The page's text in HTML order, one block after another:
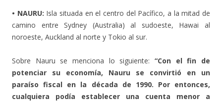
• NAURU: Isla situada en el centro del Pacífico, a la mitad de
camino entre Sydney (Australia) al sudoeste, Hawai al
noroeste, Auckland al norte y Tokio al sur.
Sobre Nauru se menciona lo siguiente: “Con el fin de
potenciar su economía, Nauru se convirtió en un
paraíso fiscal en la década de 1990. Por entonces,
cualquiera podía establecer una cuenta menor a